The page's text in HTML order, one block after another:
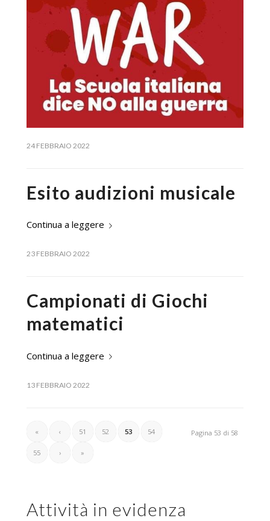
24 FEBBRAIO 2022
Esito audizioni musicale
Continua a leggere
23 FEBBRAIO 2022
Campionati di Giochi
matematici
Continua a leggere
13 FEBBRAIO 2022
Pagina 53 di 58
« ‹ 51 52 53 54
55 › »
Attività in evidenza